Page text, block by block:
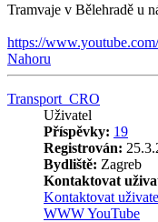
Tramvaje v Bělehradě u
https://
Nahoru
Transport_CRO
Uživatel
Příspěvky: 19
Registrován:
Bydliště: Zagreb
Kontaktovat
Kontaktovat
WWWYouTube